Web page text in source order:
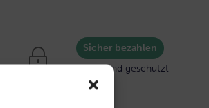
Sicher bezahlen
einfach und geschützt